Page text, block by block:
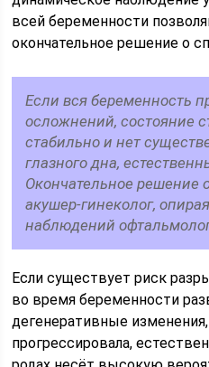
всей беременности
окончательное решение о
Если вся беременность
осложнений, состояние
стабильно и нет
глазного дна,
Окончательное решение
акушер-гинеколог,
наблюдений
Если существует риск
во время беременности
дегенеративные
прогрессировала,